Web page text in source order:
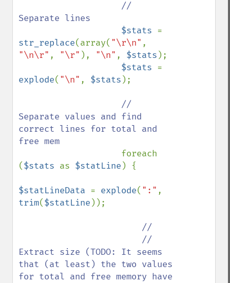
//
Separate lines
$stats
str_replace(array( "\r\n"
"\n\r" , "\r" ), "\n" , $stats );
$stats
explode( "\n" , $stats );
//
Separate values and find
correct lines for total and
free mem
foreach
($stats as $statLine ) {
$statLineData = explode( ":"
trim($statLine ));
//
Extract size (TODO: It seems
that (at least) the two values
for total and free memory have